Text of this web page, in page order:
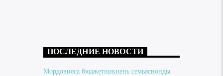
ПОСЛЕДНИЕ НОВОСТИ
Мордовияса бюджетникнень семьяснонды